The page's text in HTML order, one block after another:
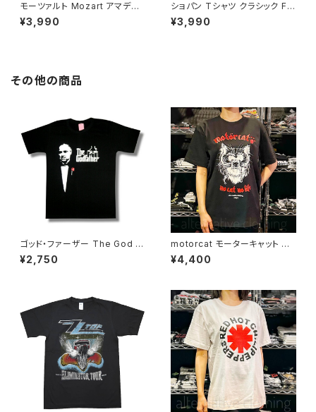
モーツァルト Mozart アマデウ
ス Falco Tシャツ Rock Me A
madeus フィガロの結婚 音楽
¥3,990
ショパン Tシャツ クラシック Fr
ederic Chopin グレー 音楽家
偉人 OE1116 ロックTシャツ バ
¥3,990
その他の商品
ゴッド・ファーザー The God F
ather マーロン・ブランド アル・
パチーノ 映画Tシャツ コッポラ
¥2,750
motorcat モーターキャット 半
袖 motorhead モーターヘッド
パロディ Ｔシャツ 半袖 ブラック
BK
¥4,400